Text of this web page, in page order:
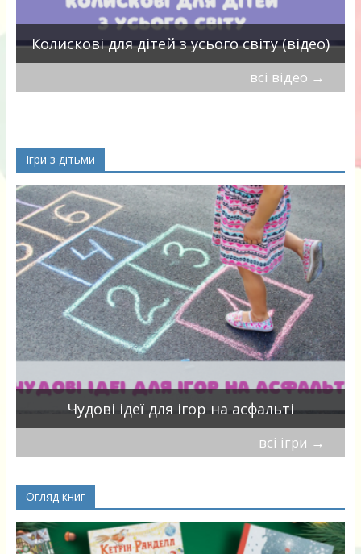
Колискові для дітей з усього світу (відео)
всі відео →
Ігри з дітьми
Чудові ідеї для ігор на асфальті
всі ігри →
Огляд книг